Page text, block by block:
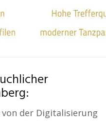
von der Digitalisierung